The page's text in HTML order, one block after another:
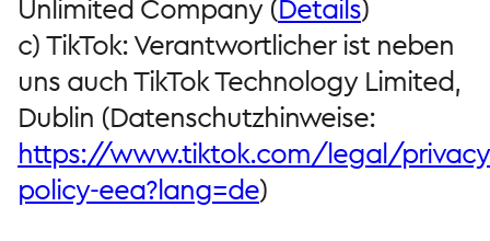
Unlimited Company (Details)
c) TikTok: Verantwortlicher ist neben
uns auch TikTok Technology Limited,
Dublin (Datenschutzhinweise:
https://www.tiktok.com/legal/
policy-eea?lang=de)